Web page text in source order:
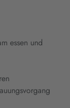
essen und